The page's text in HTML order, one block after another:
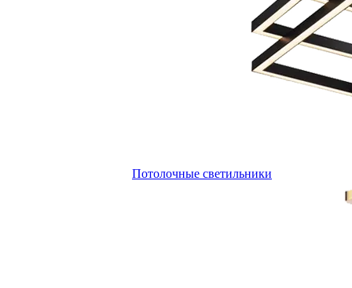
Потолочные светильники